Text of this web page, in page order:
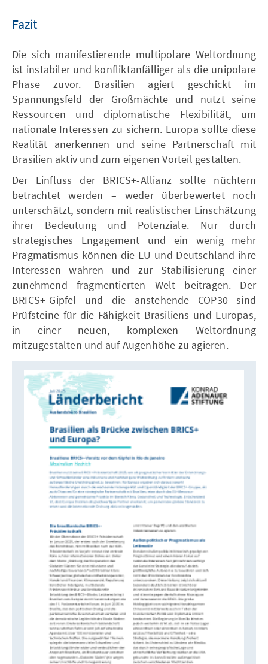
Fazit
Die sich manifestierende multipolare Weltordnung
ist instabiler und konfliktanfälliger als die unipolare
Phase zuvor. Brasilien agiert geschickt im
Spannungsfeld der Großmächte und nutzt seine
Ressourcen und diplomatische Flexibilität, um
nationale Interessen zu sichern. Europa sollte diese
Realität anerkennen und seine Partnerschaft mit
Brasilien aktiv und zum eigenen Vorteil gestalten.
Der Einfluss der BRICS+-Allianz sollte nüchtern
betrachtet werden – weder überbewertet noch
unterschätzt, sondern mit realistischer Einschätzung
ihrer Bedeutung und Potenziale. Nur durch
strategisches Engagement und ein wenig mehr
Pragmatismus können die EU und Deutschland ihre
Interessen wahren und zur Stabilisierung einer
zunehmend fragmentierten Welt beitragen. Der
BRICS+-Gipfel und die anstehende COP30 sind
Prüfsteine für die Fähigkeit Brasiliens und Europas,
in einer neuen, komplexen Weltordnung
mitzugestalten und auf Augenhöhe zu agieren.